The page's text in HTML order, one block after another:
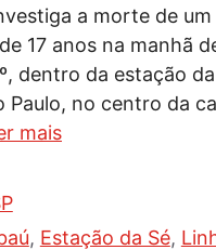
a morte de um
17 anos na manhã
dentro da estação
Paulo, no centro da
mais
, Estação da Sé,